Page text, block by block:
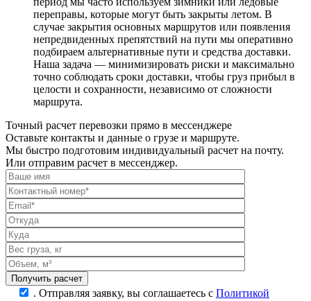
переправы, которые могут быть закрыты летом. В
случае закрытия основных маршрутов или появления
непредвиденных препятствий на пути мы оперативно
подбираем альтернативные пути и средства доставки.
Наша задача — минимизировать риски и максимально
точно соблюдать сроки доставки, чтобы груз прибыл в
целости и сохранности, независимо от сложности
маршрута.
Точный расчет перевозки прямо в мессенджере
Оставьте контакты и данные о грузе и маршруте.
Мы быстро подготовим индивидуальный расчет на почту.
Или отправим расчет в мессенджер.
. Отправляя заявку, вы соглашаетесь с Политикой